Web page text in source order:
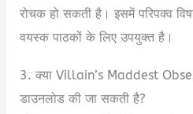
रोचक हो सकती है। इसमें परिपक्व
वयस्क पाठकों के लिए उपयुक्त है।
3. क्या Villain’s Maddest
डाउनलोड की जा सकती है?